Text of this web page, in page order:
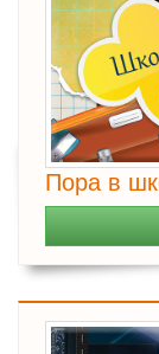
Пора в